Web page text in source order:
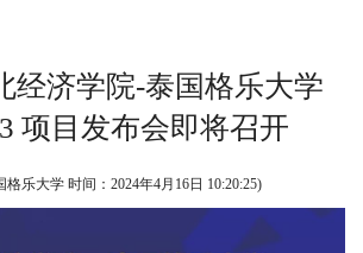
经济学院-泰国格乐大学
项目发布会即将召开
格乐大学 时间： 2024年4月16日 10:20:25)